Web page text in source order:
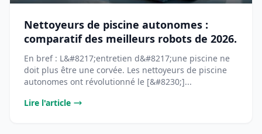
Nettoyeurs de piscine autonomes :
comparatif des meilleurs robots de 2026.
En bref : L&#8217;entretien d&#8217;une piscine ne
doit plus être une corvée. Les nettoyeurs de piscine
autonomes ont révolutionné le [&#8230;]...
Lire l'article